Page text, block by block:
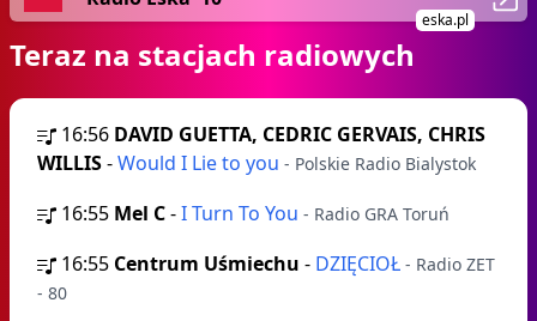
eska.pl
Teraz na stacjach radiowych
16:56 DAVID GUETTA, CEDRIC GERVAIS, CHRIS
WILLIS-Would I Lie to you - Polskie Radio Bialystok
16:55 Mel C-I Turn To You - Radio GRA Toruń
16:55 Centrum Uśmiechu - DZIĘCIOŁ - Radio ZET
- 80